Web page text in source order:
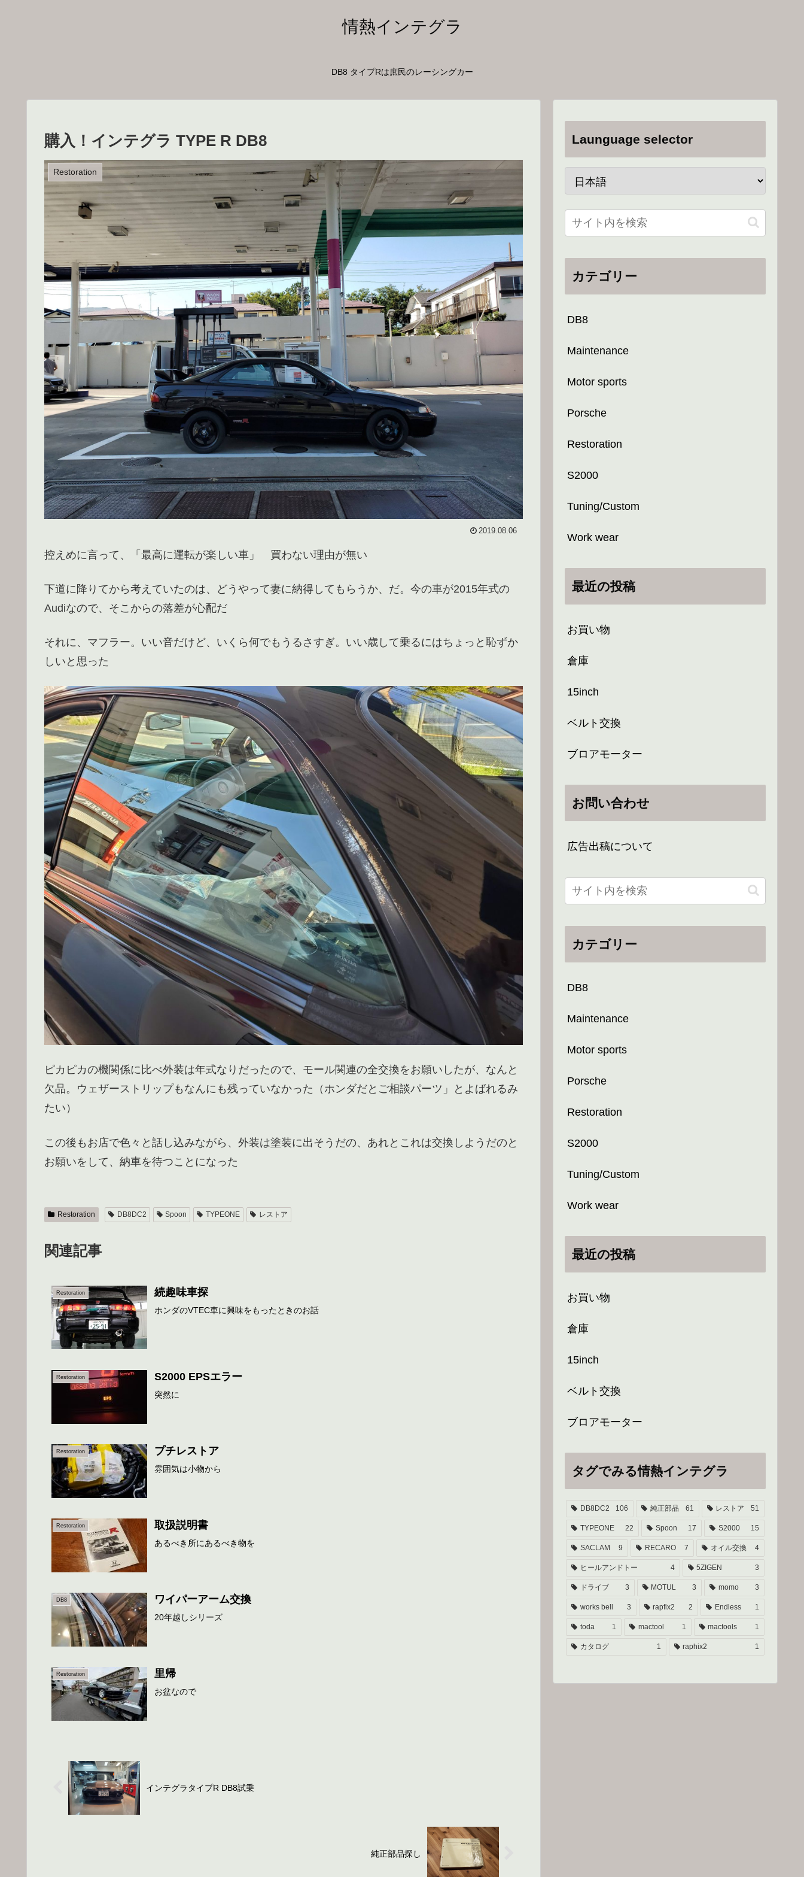
情熱インテグラ
DB8 タイプRは庶民のレーシングカー
購入！インテグラ TYPE R DB8
Restoration
2019.08.06
控えめに言って、「最高に運転が楽しい車」 買わない理由が無い
下道に降りてから考えていたのは、どうやって妻に納得してもらうか、だ。今の車が2015年式の
Audiなので、そこからの落差が心配だ
それに、マフラー。いい音だけど、いくら何でもうるさすぎ。いい歳して乗るにはちょっと恥ずか
しいと思った
ピカピカの機関係に比べ外装は年式なりだったので、モール関連の全交換をお願いしたが、なんと
欠品。ウェザーストリップもなんにも残っていなかった（ホンダだとご相談パーツ」とよばれるみ
たい）
この後もお店で色々と話し込みながら、外装は塗装に出そうだの、あれとこれは交換しようだのと
お願いをして、納車を待つことになった
Restoration DB8DC2 Spoon TYPEONE レストア
関連記事
Restoration 続趣味車探
ホンダのVTEC車に興味をもったときのお話
Restoration S2000 EPSエラー
突然に
Restoration プチレストア
雰囲気は小物から
Restoration 取扱説明書
あるべき所にあるべき物を
DB8 ワイパーアーム交換
20年越しシリーズ
Restoration 里帰
お盆なので
インテグラタイプR DB8試乗
純正部品探し
Launguage selector
カテゴリー
DB8
Maintenance
Motor sports
Porsche
Restoration
S2000
Tuning/Custom
Work wear
最近の投稿
お買い物
倉庫
15inch
ベルト交換
ブロアモーター
お問い合わせ
広告出稿について
カテゴリー
DB8
Maintenance
Motor sports
Porsche
Restoration
S2000
Tuning/Custom
Work wear
最近の投稿
お買い物
倉庫
15inch
ベルト交換
ブロアモーター
タグでみる情熱インテグラ
DB8DC2 106 純正部品 61 レストア 51
TYPEONE 22 Spoon 17 S2000 15
SACLAM 9 RECARO 7 オイル交換 4
ヒールアンドトー 4 5ZIGEN 3
ドライブ 3 MOTUL 3 momo 3
works bell 3 rapfix2 2 Endless 1
toda 1 mactool 1 mactools 1
カタログ 1 raphix2 1